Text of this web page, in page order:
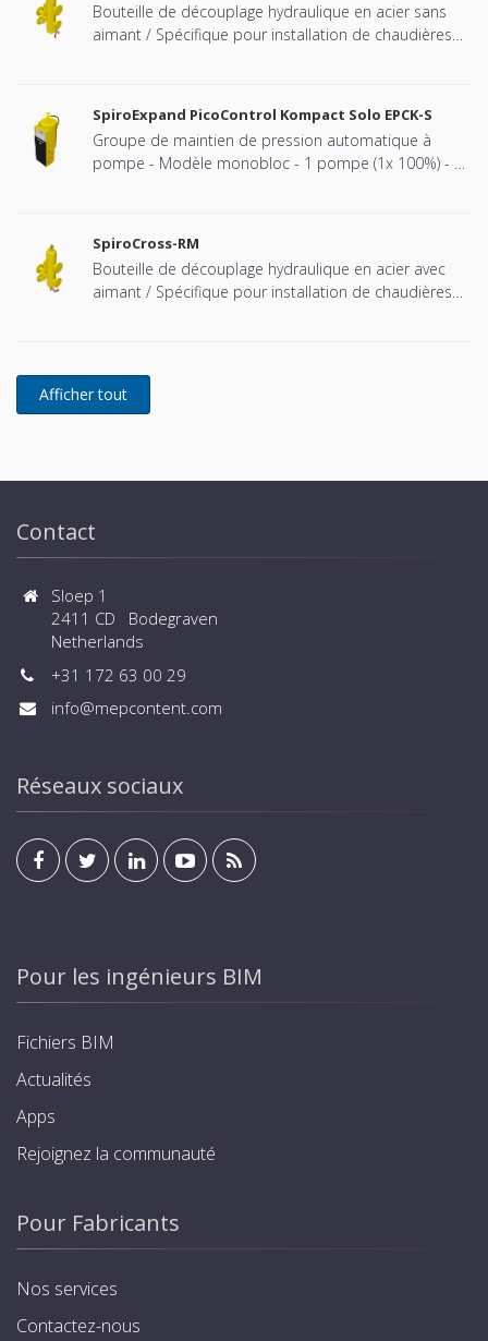
Bouteille de découplage hydraulique en acier sans
aimant / Spécifique pour installation de chaudières
SpiroExpand PicoControl Kompact Solo EPCK-S
Groupe de maintien de pression automatique à
pompe - Modèle monobloc - 1 pompe (1x 100%) - 1
SpiroCross-RM
Bouteille de découplage hydraulique en acier avec
aimant / Spécifique pour installation de chaudières
Contact
Sloep 1
2411 CD Bodegraven
Netherlands
+31 172 63 00 29
info@mepcontent.com
Réseaux sociaux
Pour les ingénieurs BIM
Fichiers BIM
Actualités
Apps
Rejoignez la communauté
Pour Fabricants
Nos services
Contactez-nous